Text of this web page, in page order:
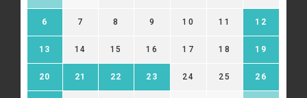
6 7 8 9 10 11 12
13 14 15 16 17 18 19
20 21 22 23 24 25 26